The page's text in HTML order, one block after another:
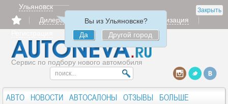
Закрыть
Ульяновск
Вы из Ульяновске?
Да
Другой город
Дилерам Продать
Авторизация
Сервис по подбору нового автомобиля
АВТО НОВОСТИ АВТОСАЛОНЫ ОТЗЫВЫ БОЛЬШЕ